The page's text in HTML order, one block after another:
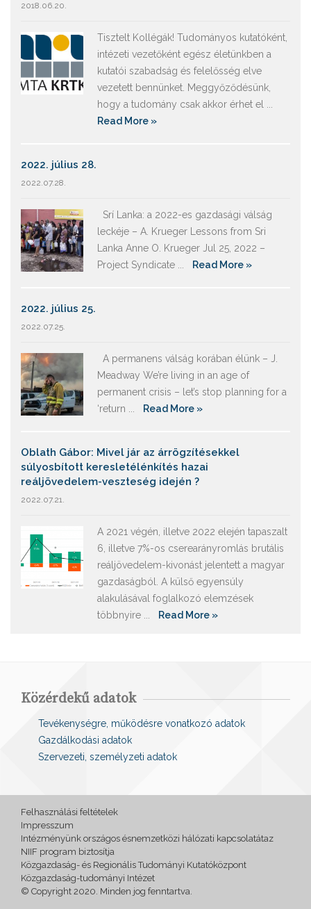
2018.06.20.
Tisztelt Kollégák! Tudományos kutatóként,
intézeti vezetőként egész életünkben a
kutatói szabadság és felelősség elve
vezetett bennünket. Meggyőződésünk,
hogy a tudomány csak akkor érhet el ...
Read More »
2022. július 28.
2022.07.28.
Srí Lanka: a 2022-es gazdasági válság
leckéje – A. Krueger Lessons from Sri
Lanka Anne O. Krueger Jul 25, 2022 –
Project Syndicate ...
Read More »
2022. július 25.
2022.07.25.
A permanens válság korában élünk – J.
Meadway We’re living in an age of
permanent crisis – let’s stop planning for a
‘return ...
Read More »
Oblath Gábor: Mivel jár az árrögzítésekkel
súlyosbított keresletélénkítés hazai
reáljövedelem-veszteség idején ?
2022.07.21.
A 2021 végén, illetve 2022 elején tapaszalt
6, illetve 7%-os cserearányromlás brutális
reáljövedelem-kivonást jelentett a magyar
gazdaságból. A külső egyensúly
alakulásával foglalkozó elemzések
többnyire ...
Read More »
Közérdekű adatok
Tevékenységre, működésre vonatkozó adatok
Gazdálkodási adatok
Szervezeti, személyzeti adatok
Felhasználási feltételek
Impresszum
Intézményünk országos ésnemzetközi hálózati kapcsolatátaz
NIIF program biztosítja
Közgazdaság- és Regionális Tudományi Kutatóközpont
Közgazdaság-tudományi Intézet
© Copyright 2020. Minden jog fenntartva.